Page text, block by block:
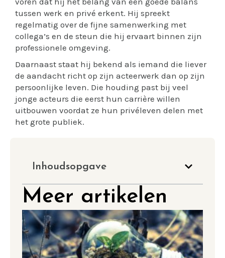
tussen werk en privé erkent. Hij spreekt
regelmatig over de fijne samenwerking met
collega’s en de steun die hij ervaart binnen zijn
professionele omgeving.
Daarnaast staat hij bekend als iemand die liever
de aandacht richt op zijn acteerwerk dan op zijn
persoonlijke leven. Die houding past bij veel
jonge acteurs die eerst hun carrière willen
uitbouwen voordat ze hun privéleven delen met
het grote publiek.
Inhoudsopgave
Meer artikelen